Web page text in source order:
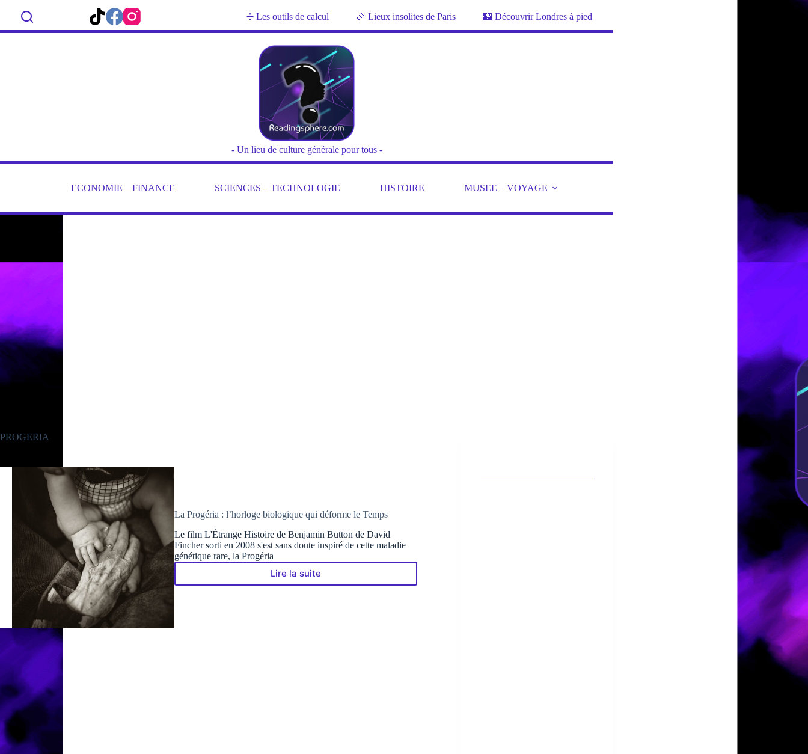
➗ Les outils de calcul 🥖 Lieux insolites de Paris 🏰 Découvrir Londres à pied
- Un lieu de culture générale pour tous -
ECONOMIE – FINANCE SCIENCES – TECHNOLOGIE HISTOIRE MUSEE – VOYAGE
PROGERIA
La Progéria : l’horloge biologique qui déforme le Temps
Le film L'Étrange Histoire de Benjamin Button de David
Fincher sorti en 2008 s'est sans doute inspiré de cette maladie
génétique rare, la Progéria
Lire la suite
La